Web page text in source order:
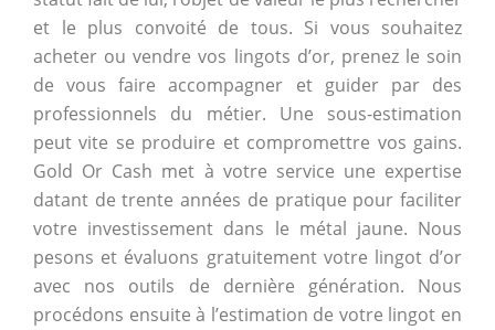
et le plus convoité de tous. Si vous souhaitez
acheter ou vendre vos lingots d’or, prenez le soin
de vous faire accompagner et guider par des
professionnels du métier. Une sous-estimation
peut vite se produire et compromettre vos gains.
Gold Or Cash met à votre service une expertise
datant de trente années de pratique pour faciliter
votre investissement dans le métal jaune. Nous
pesons et évaluons gratuitement votre lingot d’or
avec nos outils de dernière génération. Nous
procédons ensuite à l’estimation de votre lingot en